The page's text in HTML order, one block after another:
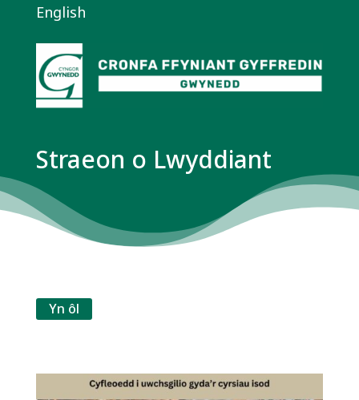
English
Straeon o Lwyddiant
Yn ôl